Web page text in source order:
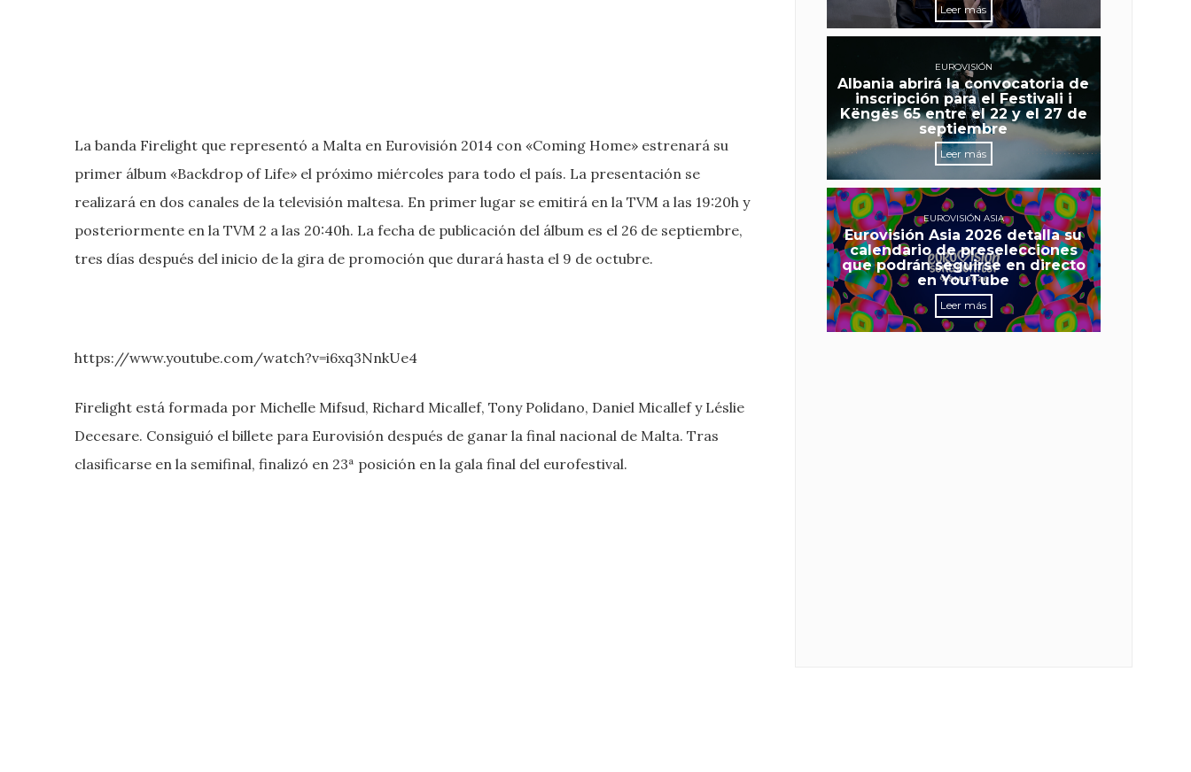
La banda Firelight que representó a Malta en Eurovisión 2014 con «Coming Home» estrenará su
primer álbum «Backdrop of Life» el próximo miércoles para todo el país. La presentación se
realizará en dos canales de la televisión maltesa. En primer lugar se emitirá en la TVM a las 19:20h y
posteriormente en la TVM 2 a las 20:40h. La fecha de publicación del álbum es el 26 de septiembre,
tres días después del inicio de la gira de promoción que durará hasta el 9 de octubre.
https://www.youtube.com/watch?v=i6xq3NnkUe4
Firelight está formada por Michelle Mifsud, Richard Micallef, Tony Polidano, Daniel Micallef y Léslie
Decesare. Consiguió el billete para Eurovisión después de ganar la final nacional de Malta. Tras
clasificarse en la semifinal, finalizó en 23ª posición en la gala final del eurofestival.
Leer más
EUROVISIÓN
Albania abrirá la convocatoria de
inscripción para el Festivali i
Këngës 65 entre el 22 y el 27 de
septiembre
Leer más
EUROVISIÓN ASIA
Eurovisión Asia 2026 detalla su
calendario de preselecciones
que podrán seguirse en directo
en YouTube
Leer más